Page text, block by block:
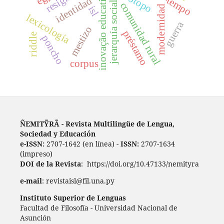
comunidad rural
identidad jerarquía social
mestizo modernidadguerra
lexicología inovação educativa
corpus préstamo
poncho
isl
riddle
ÑEMITỸRÃ - Revista Multilingüe de Lengua,
Sociedad y Educación
e-ISSN:2707-1642 (en línea) - ISSN:2707-1634
(impreso)
DOI de la Revista: https://doi.org/10.47133/nemityra
e-mail: revistaisl@fil.una.py
Instituto Superior de Lenguas
Facultad de Filosofía - Universidad Nacional de
Asunción